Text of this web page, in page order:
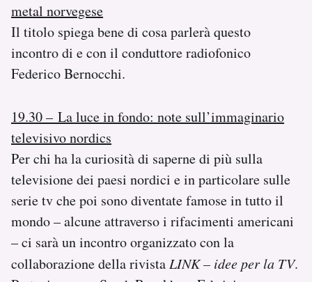
metal norvegese
Il titolo spiega bene di cosa parlerà questo
incontro di e con il conduttore radiofonico
Federico Bernocchi.
19.30 – La luce in fondo: note sull’immaginario
televisivo nordics
Per chi ha la curiosità di saperne di più sulla
televisione dei paesi nordici e in particolare sulle
serie tv che poi sono diventate famose in tutto il
mondo – alcune attraverso i rifacimenti americani
– ci sarà un incontro organizzato con la
collaborazione della rivista LINK – idee per la TV.